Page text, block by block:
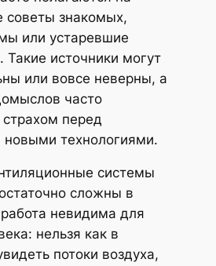
советы знакомых,
или устаревшие
Такие источники могут
или вовсе неверны, а
часто
перед
технологиями.
системы
сложны в
невидима для
нельзя как в
потоки воздуха,